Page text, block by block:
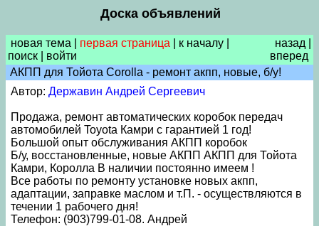
Доска объявлений
новая тема первая страница к началу
поиск
войти
назад
вперед
АКПП для Тойота Corolla - ремонт акпп, новые, б/у!
Автор: Державин Андрей Сергеевич
Продажа, ремонт автоматических коробок передач
автомобилей Toyota Камри с гарантией 1 год!
Большой опыт обслуживания АКПП коробок
Б/у, восстановленные, новые АКПП АКПП для Тойота
Камри, Королла В наличии постоянно имеем !
Все работы по ремонту установке новых акпп,
адаптации, заправке маслом и т.П. - осуществляются в
течении 1 рабочего дня!
Телефон: (903)799-01-08. Андрей